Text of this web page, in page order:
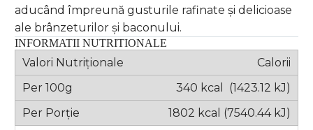
aducând împreună gusturile rafinate și delicioase
ale brânzeturilor și baconului.
INFORMATII NUTRITIONALE
Calorii
340 kcal (1423.12 kJ)
1802 kcal (7540.44 kJ)